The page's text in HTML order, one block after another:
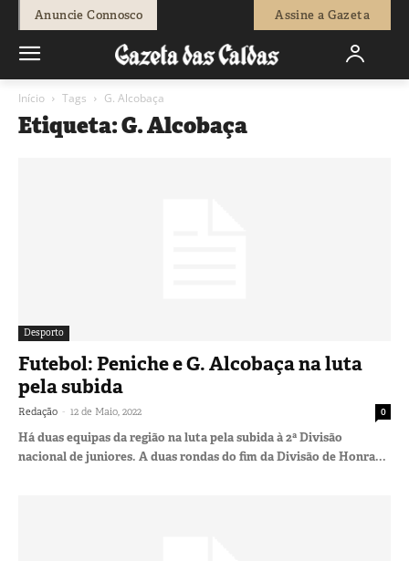
Anuncie Connosco Assine a Gazeta
Início Tags G. Alcobaça
Etiqueta: G. Alcobaça
Desporto
Futebol: Peniche e G. Alcobaça na luta
pela subida
Redação - 12 de Maio, 2022 0
Há duas equipas da região na luta pela subida à 2ª Divisão
nacional de juniores. A duas rondas do fim da Divisão de Honra...